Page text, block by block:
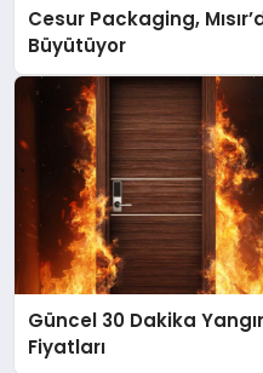
Cesur Packaging,
Büyütüyor
Güncel 30 Dakika
Fiyatları